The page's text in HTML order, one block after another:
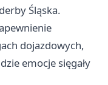
Śląska.
dojazdowych,
emocje sięgały